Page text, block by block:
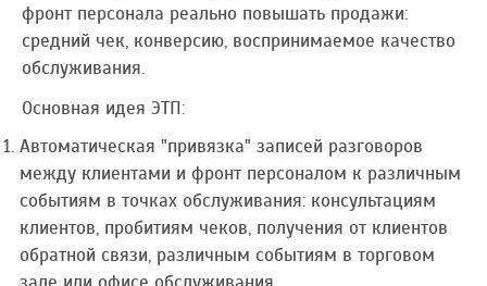
фронт персонала реально повышать продажи:
средний чек, конверсию, воспринимаемое качество
обслуживания.
Основная идея ЭТП:
Автоматическая "привязка" записей разговоров
между клиентами и фронт персоналом к различным
событиям в точках обслуживания: консультациям
клиентов, пробитиям чеков, получения от клиентов
обратной связи, различным событиям в торговом